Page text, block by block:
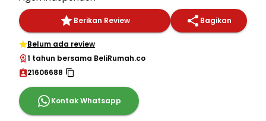
Berikan Review Bagikan
Belum ada review
1 tahun bersama BeliRumah.co
21606688
Kontak Whatsapp